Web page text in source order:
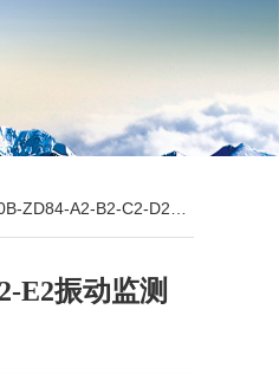
A2-B2-C2-D2-E2振动监测模块
E2振动监测